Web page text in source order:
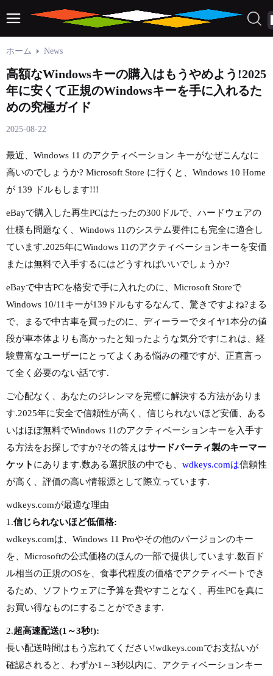
ホーム News
高額なWindowsキーの購入はもうやめよう!2025
年に安くて正規のWindowsキーを手に入れるた
めの究極ガイド
2025-08-22
最近、Windows 11 のアクティベーション キーがなぜこんなに
高いのでしょうか? Microsoft Store に行くと、Windows 10 Home
が 139 ドルもします!!!
eBayで購入した再生PCはたったの300ドルで、ハードウェアの
仕様も問題なく、Windows 11のシステム要件にも完全に適合し
ています.2025年にWindows 11のアクティベーションキーを安価
または無料で入手するにはどうすればいいでしょうか?
eBayで中古PCを格安で手に入れたのに、Microsoft Storeで
Windows 10/11キーが139ドルもするなんて、驚きですよね?まる
で、まるで中古車を買ったのに、ディーラーでタイヤ1本分の値
段が車本体よりも高かったと知ったような気分です!これは、経
験豊富なユーザーにとってよくある悩みの種ですが、正直言っ
て全く必要のない話です.
ご心配なく、あなたのジレンマを完璧に解決する方法がありま
す.2025年に安全で信頼性が高く、信じられないほど安価、ある
いはほぼ無料でWindows 11のアクティベーションキーを入手す
る方法をお探しですか?その答えはサードパーティ製のキーマー
ケット にあります.数ある選択肢の中でも、 wdkeys.comは信頼性
が高く、評価の高い情報源として際立っています.
wdkeys.comが最適な理由
1.信じられないほど低価格:
wdkeys.comは、Windows 11 Proやその他のバージョンのキー
を、Microsoftの公式価格のほんの一部で提供しています.数百ド
ル相当の正規のOSを、食事代程度の価格でアクティベートでき
るため、ソフトウェアに予算を費やすことなく、再生PCを真に
お買い得なものにすることができます.
2.超高速配送(1～3秒!):
長い配送時間はもう忘れてください!wdkeys.comでお支払いが
確認されると、わずか1～3秒以内に、アクティベーションキー